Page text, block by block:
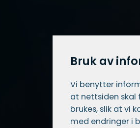
Bruk av
Vi benytter
at nettsiden skal
brukes, slik at vi
med endringer i